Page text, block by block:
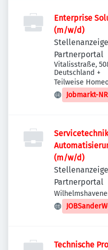
Enterprise
(m/w/d)
Partnerportal
Vitalisstraße,
Deutschland +
Teilweise
Jobmarkt-
(m/w/d)
Partnerportal
Oldenburg-
Deutschland
Technische